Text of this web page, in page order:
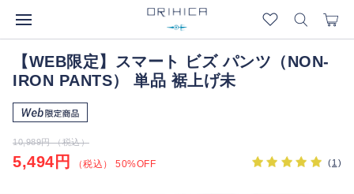
【WEB限定】スマート ビズ パンツ（NON-
IRON PANTS） 単品 裾上げ未
10,989円 （税込）
5,494円 （税込） 50%OFF (1 )